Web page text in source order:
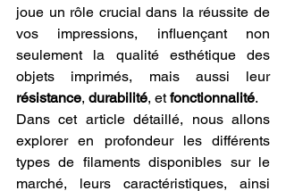
joue un rôle crucial dans la réussite de
vos impressions, influençant non
seulement la qualité esthétique des
objets imprimés, mais aussi leur
résistance, durabilité, et fonctionnalité.
Dans cet article détaillé, nous allons
explorer en profondeur les différents
types de filaments disponibles sur le
marché, leurs caractéristiques, ainsi